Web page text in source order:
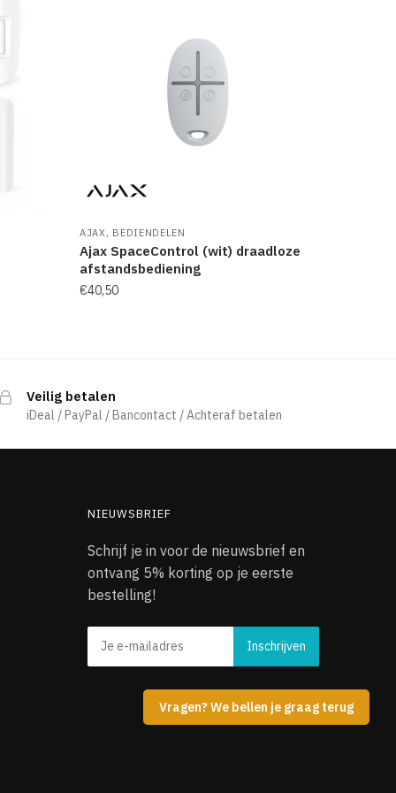
Vragen? We bellen je graag terug
AJAX, BEDIENDELEN
Ajax SpaceControl (wit) draadloze
afstandsbediening
€40,50
Veilig betalen
iDeal / PayPal / Bancontact / Achteraf betalen
NIEUWSBRIEF
Schrijf je in voor de nieuwsbrief en
ontvang 5% korting op je eerste
bestelling!